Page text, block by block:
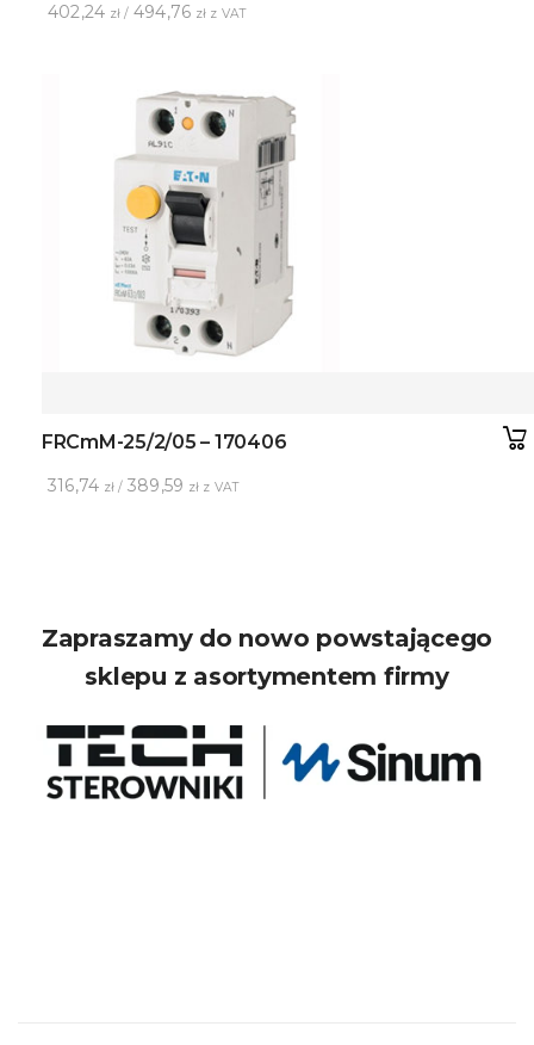
402,24 zł / 494,76 zł z VAT
FRCmM-25/2/05 – 170406
316,74 zł / 389,59 zł z VAT
Zapraszamy do nowo powstającego
sklepu z asortymentem firmy